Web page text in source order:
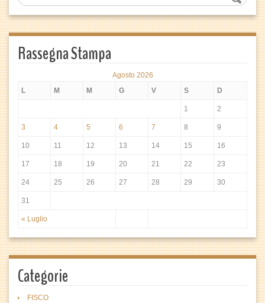
Rassegna Stampa
Agosto 2026
L
M M G V S D
« Luglio
1 2
3 4 5 6 7 8 9
10 11 12 13 14 15 16
17 18 19 20 21 22 23
24 25 26 27 28 29 30
31
Categorie
FISCO